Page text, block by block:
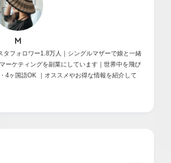
M
タフォロワー1.8万人｜シングルマザーで娘と一緒
ーケティングを副業にしています｜世界中を飛び
4ヶ国語OK ｜オススメやお得な情報を紹介して